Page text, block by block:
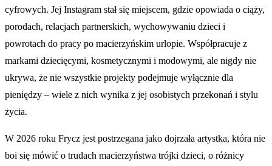
cyfrowych. Jej Instagram stał się miejscem, gdzie opowiada o ciąży,
porodach, relacjach partnerskich, wychowywaniu dzieci i
powrotach do pracy po macierzyńskim urlopie. Współpracuje z
markami dziecięcymi, kosmetycznymi i modowymi, ale nigdy nie
ukrywa, że nie wszystkie projekty podejmuje wyłącznie dla
pieniędzy – wiele z nich wynika z jej osobistych przekonań i stylu
życia.
W 2026 roku Frycz jest postrzegana jako dojrzała artystka, która nie
boi się mówić o trudach macierzyństwa trójki dzieci, o różnicy